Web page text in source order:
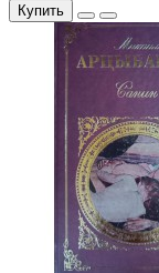
Купить